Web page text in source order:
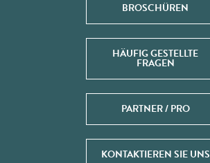
BROSCHÜREN
HÄUFIG GESTELLTE
FRAGEN
PARTNER / PRO
KONTAKTIEREN SIE UNS